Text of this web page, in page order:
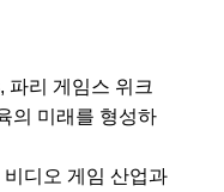
파리 게임스 위크
의 미래를 형성하
디오 게임 산업과